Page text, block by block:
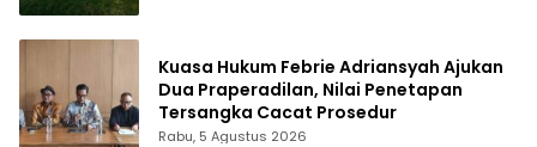
Kuasa Hukum Febrie Adriansyah Ajukan
Dua Praperadilan, Nilai Penetapan
Tersangka Cacat Prosedur
Rabu, 5 Agustus 2026